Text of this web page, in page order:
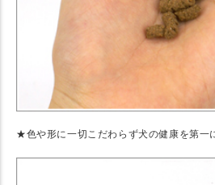
★色や形に一切こだわらず犬の健康を第一